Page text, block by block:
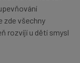
zde všechny
rozvíjí u dětí smysl